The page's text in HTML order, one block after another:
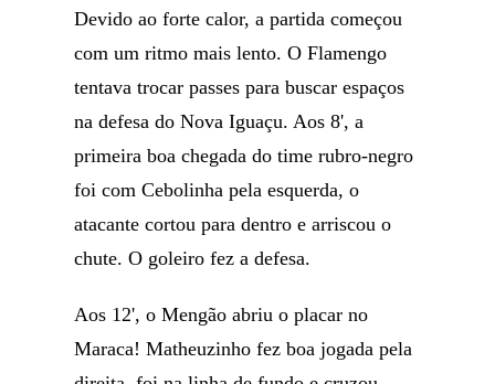
Devido ao forte calor, a partida começou
com um ritmo mais lento. O Flamengo
tentava trocar passes para buscar espaços
na defesa do Nova Iguaçu. Aos 8', a
primeira boa chegada do time rubro-negro
foi com Cebolinha pela esquerda, o
atacante cortou para dentro e arriscou o
chute. O goleiro fez a defesa.
Aos 12', o Mengão abriu o placar no
Maraca! Matheuzinho fez boa jogada pela